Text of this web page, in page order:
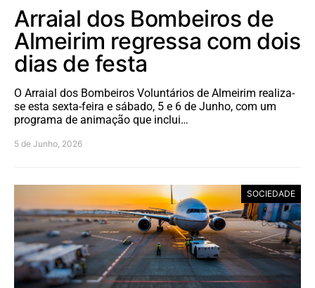
Arraial dos Bombeiros de
Almeirim regressa com dois
dias de festa
O Arraial dos Bombeiros Voluntários de Almeirim realiza-
se esta sexta-feira e sábado, 5 e 6 de Junho, com um
programa de animação que inclui…
5 de Junho, 2026
SOCIEDADE